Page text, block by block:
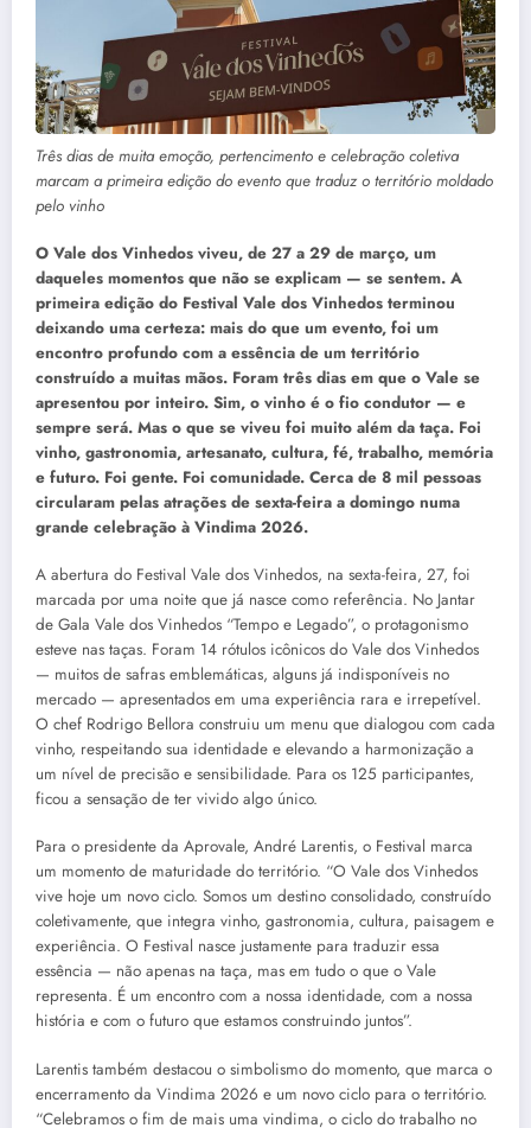
Três dias de muita emoção, pertencimento e celebração coletiva
marcam a primeira edição do evento que traduz o território moldado
pelo vinho
O Vale dos Vinhedos viveu, de 27 a 29 de março, um
daqueles momentos que não se explicam — se sentem. A
primeira edição do Festival Vale dos Vinhedos terminou
deixando uma certeza: mais do que um evento, foi um
encontro profundo com a essência de um território
construído a muitas mãos. Foram três dias em que o Vale se
apresentou por inteiro. Sim, o vinho é o fio condutor — e
sempre será. Mas o que se viveu foi muito além da taça. Foi
vinho, gastronomia, artesanato, cultura, fé, trabalho, memória
e futuro. Foi gente. Foi comunidade. Cerca de 8 mil pessoas
circularam pelas atrações de sexta-feira a domingo numa
grande celebração à Vindima 2026.
A abertura do Festival Vale dos Vinhedos, na sexta-feira, 27, foi
marcada por uma noite que já nasce como referência. No Jantar
de Gala Vale dos Vinhedos “Tempo e Legado”, o protagonismo
esteve nas taças. Foram 14 rótulos icônicos do Vale dos Vinhedos
— muitos de safras emblemáticas, alguns já indisponíveis no
mercado — apresentados em uma experiência rara e irrepetível.
O chef Rodrigo Bellora construiu um menu que dialogou com cada
vinho, respeitando sua identidade e elevando a harmonização a
um nível de precisão e sensibilidade. Para os 125 participantes,
ficou a sensação de ter vivido algo único.
Para o presidente da Aprovale, André Larentis, o Festival marca
um momento de maturidade do território. “O Vale dos Vinhedos
vive hoje um novo ciclo. Somos um destino consolidado, construído
coletivamente, que integra vinho, gastronomia, cultura, paisagem e
experiência. O Festival nasce justamente para traduzir essa
essência — não apenas na taça, mas em tudo o que o Vale
representa. É um encontro com a nossa identidade, com a nossa
história e com o futuro que estamos construindo juntos”.
Larentis também destacou o simbolismo do momento, que marca o
encerramento da Vindima 2026 e um novo ciclo para o território.
“Celebramos o fim de mais uma vindima, o ciclo do trabalho no